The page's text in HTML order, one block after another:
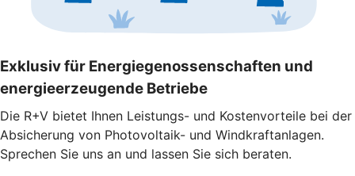
Exklusiv für Energiegenossenschaften und
energieerzeugende Betriebe
Die R+V bietet Ihnen Leistungs- und Kostenvorteile bei der
Absicherung von Photovoltaik- und Windkraftanlagen.
Sprechen Sie uns an und lassen Sie sich beraten.